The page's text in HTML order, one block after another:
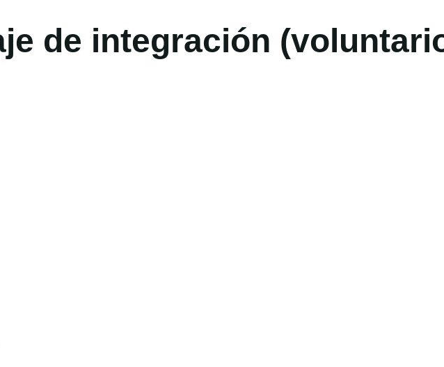
de integración